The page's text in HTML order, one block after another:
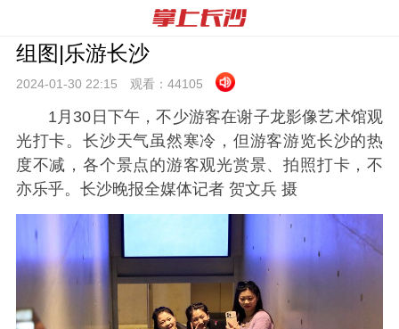
组图|乐游长沙
2024-01-30 22:15 观看： 44105
1月30日下午，不少游客在谢子龙影像艺术馆观
光打卡。长沙天气虽然寒冷，但游客游览长沙的热
度不减，各个景点的游客观光赏景、拍照打卡，不
亦乐乎。长沙晚报全媒体记者 贺文兵 摄